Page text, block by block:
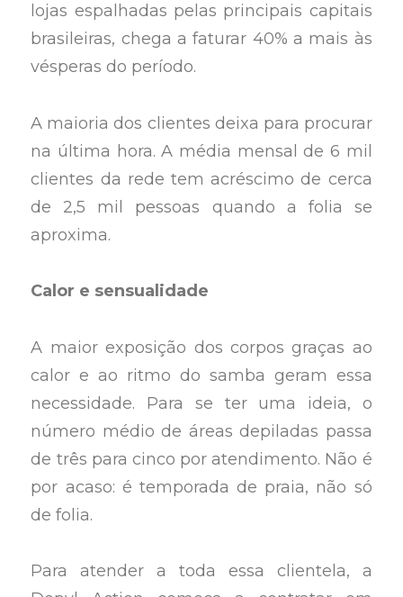
lojas espalhadas pelas principais capitais
brasileiras, chega a faturar 40% a mais às
vésperas do período.
A maioria dos clientes deixa para procurar
na última hora. A média mensal de 6 mil
clientes da rede tem acréscimo de cerca
de 2,5 mil pessoas quando a folia se
aproxima.
Calor e sensualidade
A maior exposição dos corpos graças ao
calor e ao ritmo do samba geram essa
necessidade. Para se ter uma ideia, o
número médio de áreas depiladas passa
de três para cinco por atendimento. Não é
por acaso: é temporada de praia, não só
de folia.
Para atender a toda essa clientela, a